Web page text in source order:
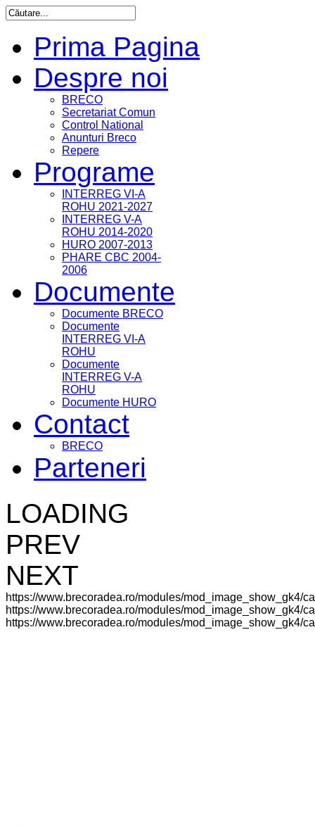
Prima Pagina
Despre noi
BRECO
Secretariat Comun
Control National
Anunturi Breco
Repere
Programe
INTERREG VI-A
ROHU 2021-2027
INTERREG V-A
ROHU 2014-2020
HURO 2007-2013
PHARE CBC 2004-
2006
Documente
Documente BRECO
Documente
INTERREG VI-A
ROHU
Documente
INTERREG V-A
ROHU
Documente HURO
Contact
BRECO
Parteneri
LOADING
PREV
NEXT
https://www.brecoradea.ro/modules/mod_image_show_gk4/
https://www.brecoradea.ro/modules/mod_image_show_gk4/
https://www.brecoradea.ro/modules/mod_image_show_gk4/